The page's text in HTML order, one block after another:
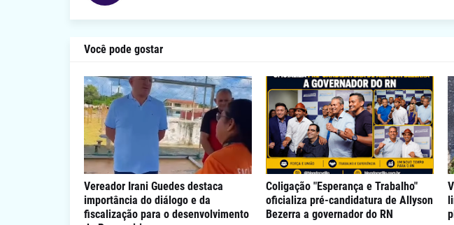
Você pode gostar
Vereador Irani Guedes destaca
importância do diálogo e da
fiscalização para o desenvolvimento
Coligação "Esperança e Trabalho"
oficializa pré-candidatura de Allyson
Bezerra a governador do RN